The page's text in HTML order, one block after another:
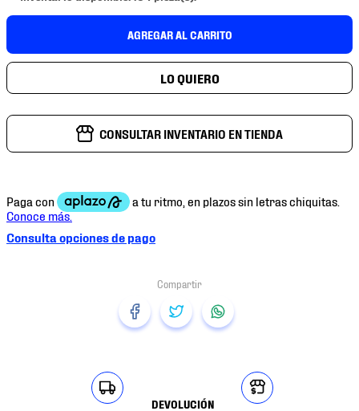
AGREGAR AL CARRITO
CONSULTAR INVENTARIO EN TIENDA
Consulta opciones de pago
DEVOLUCIÓN
9.
tenis niño
10. tenis nike